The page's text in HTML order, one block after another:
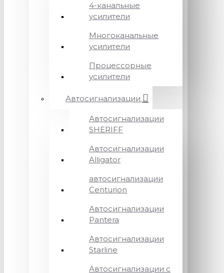
4-канальные
усилители
Многоканальные
усилители
Процессорные
усилители
Автосигнализации
Автосигнализации
SHERIFF
Автосигнализации
Alligator
автосигнализации
Centurion
Автосигнализации
Pantera
Автосигнализации
Starline
Автосигнализации с